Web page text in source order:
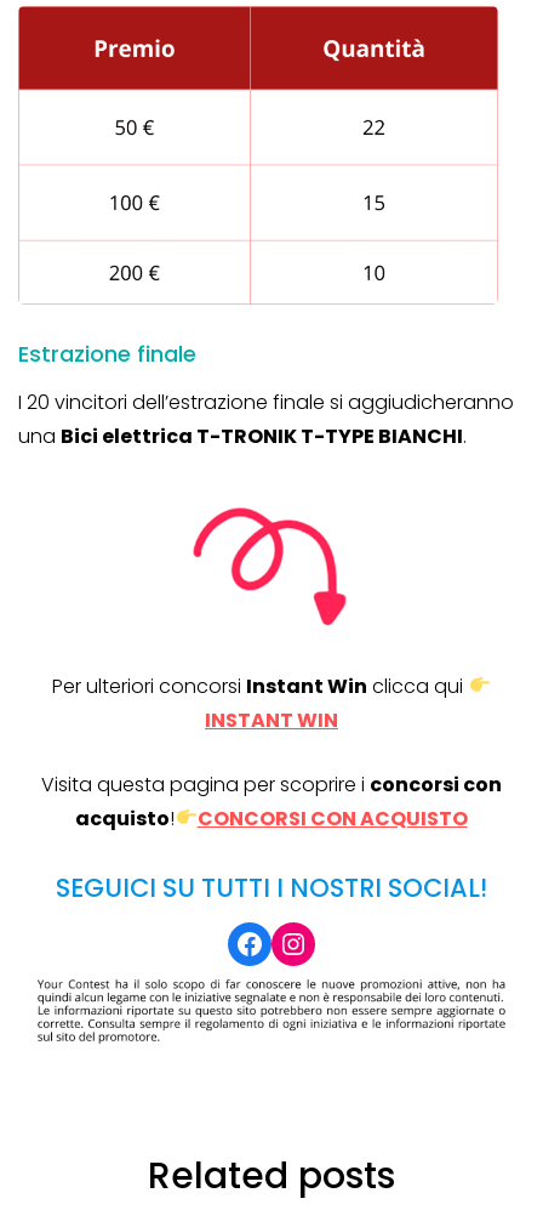
Estrazione finale
I 20 vincitori dell’estrazione finale si aggiudicheranno
una Bici elettrica T-TRONIK T-TYPE BIANCHI.
Per ulteriori concorsi Instant Win clicca qui
INSTANT WIN
Visita questa pagina per scoprire i concorsi con
acquisto! CONCORSI CON ACQUISTO
SEGUICI SU TUTTI I NOSTRI SOCIAL!
Facebook
Instagram
Related posts